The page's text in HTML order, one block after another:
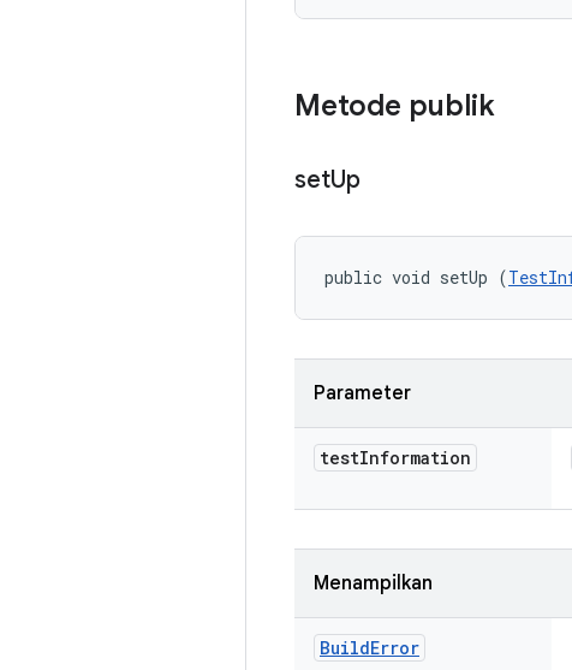
Metode publik
setUp
public void setUp (
Parameter
testInformation
Menampilkan
BuildError